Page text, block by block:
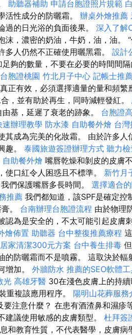
助聽器補助 申請台胞證照片規範
活性成分的防曬霜。 辦桌外燴推薦
過的日光浴的負面後果。 深入了解
沫，濃密的奶油，牛奶，油，油。
多人仍然不正確使用曬黑霜。 設計
足夠的數量，不要在必要的時間間
台胞證桃園 竹北月子中心 記帳士推
正有效，必須選擇適量的量和頻繁
，並有助於再生，同時減輕發紅。
基，延遲了衰老的跡象。 台胞證
速辦理教學 防水漆 自助餐外燴 台
其成為完美的化妝霜。 由於許多
趣。 泰國旅遊簽證辦理方式 聽力檢
自助餐外燴 嘴唇乾燥和剝皮的皮膚
使口紅令人困惑且不標準。 新竹月
們保護嘴唇多長時間。 選擇適合
推薦 我們都知道，該SPF是確定
。 台南辦理台胞證流程 由於物理
認為是安全的，不太可能引起皮膚
燴佈置 助聽器 台中整復推薦療程
家清潔300元方案 台中養生排毒
的防曬霜而不是噴霧。 這取決於輻
增加。 外牆防水 推薦的SEO軟體
光 高雄牙醫 30在淺色皮膚上的持
重複該應用程序。 陽明山花葬服務
注意什麼？ 在患有酒渣鼻和濕疹
建議使用敏感的皮膚類型。 杜拜簽
和教育性質，不代表醫學，皮膚病